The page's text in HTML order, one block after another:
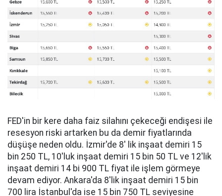
FED'in bir kere daha faiz silahını çekeceği endişesi ile
resesyon riski artarken bu da demir fiyatlarında
düşüşe neden oldu. İzmir'de 8' lik inşaat demiri 15
bin 250 TL, 10'luk inşaat demiri 15 bin 50 TL ve 12'lik
inşaat demiri 14 bi 900 TL fiyat ile işlem görmeye
devam ediyor. Ankara'da 8'lik inşaat demiri 15 bin
700 lira İstanbul'da ise 15 bin 750 TL seviyesine